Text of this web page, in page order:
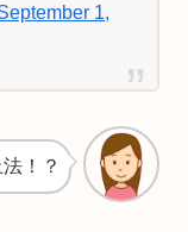
1,
！？